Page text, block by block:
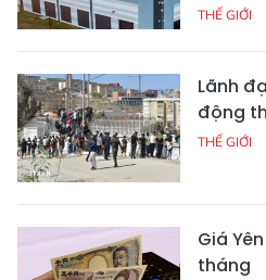
THẾ GIỚI
Lãnh
động
THẾ GIỚI
Giá
tháng